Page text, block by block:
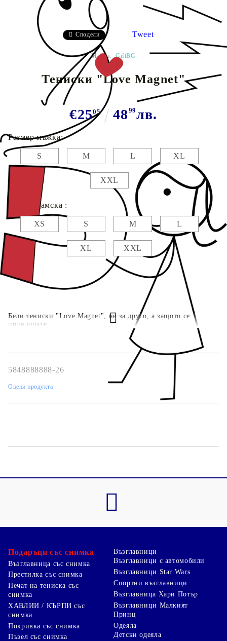
Сподели Tweet
Марка: GiftBG
Тениски "Love Magnet"
€2505 48 99лв.
Бели тениски "Love Magnet", не за друго, а защото се
привличате
Размер мъжка:
S M L XL
XXL
Размер дамска :
XS S M L
XL XXL
5848888888-26
Оцени продукта
Подаръци със снимка
Възглавница със снимка
Престилка със снимка
Печат на тениска със
снимка
ХАВЛИИ / КЪРПИ със
снимка
Покривка със снимка
Пъзел със снимка
Възглавници
Възглавници с автомобили
Възглавници Star Wars
Спортни възглавници
Възглавница Хари Потър
Възглавници Малкият
Принц
Одеяла
Детски одеяла